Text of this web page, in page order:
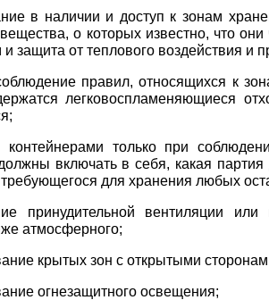
в наличии и доступ к зонам
о которых известно, что они
защита от теплового воздействия и
правил, относящихся к
легковоспламеняющиеся
только при
включать в себя, какая
для хранения любых
принудительной вентиляции
атмосферного;
крытых зон с открытыми
огнезащитного освещения;